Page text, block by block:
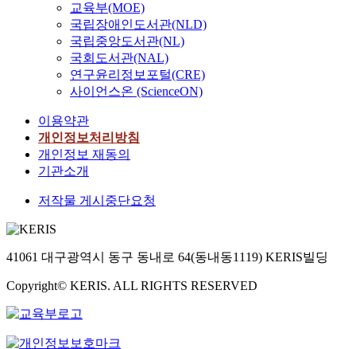
교육부(MOE)
국립장애인도서관(NLD)
국립중앙도서관(NL)
국회도서관(NAL)
연구윤리정보포털(CRE)
사이언스온 (ScienceON)
이용약관
개인정보처리방침
개인정보 재동의
기관소개
저작물 게시중단요청
41061 대구광역시 동구 동내로 64(동내동1119) KERIS빌딩
Copyright© KERIS. ALL RIGHTS RESERVED